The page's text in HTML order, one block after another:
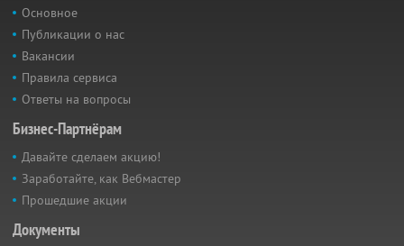
Основное
Публикации о нас
Вакансии
Правила сервиса
Ответы на вопросы
Бизнес-Партнёрам
Давайте сделаем акцию!
Заработайте, как Вебмастер
Прошедшие акции
Документы